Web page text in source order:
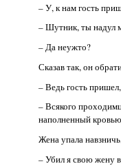
– У, к нам гость
– Шутник, ты надул
– Да неужто?
Сказав так, он
– Ведь гость
– Всякого
наполненный
Жена упала
– Убил я свою жену